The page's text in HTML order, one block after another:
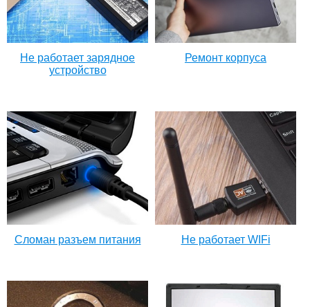
Не работает зарядное
устройство
Ремонт корпуса
Сломан разъем питания Не работает WIFi